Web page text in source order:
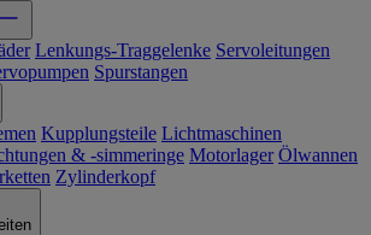
Lenkungs-Traggelenke Servoleitungen
Spurstangen
Kupplungsteile Lichtmaschinen
& -simmeringe Motorlager Ölwannen
Zylinderkopf